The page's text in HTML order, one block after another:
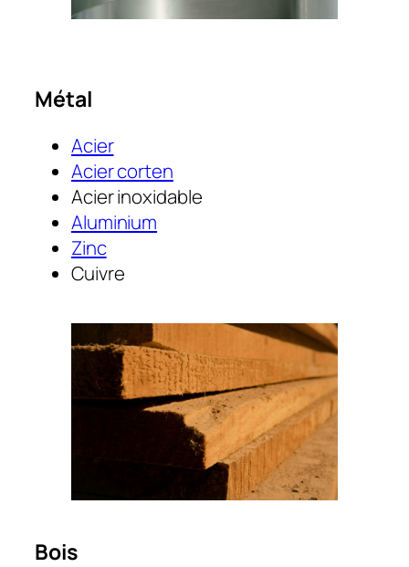
Métal
Acier
Acier corten
Acier inoxidable
Aluminium
Zinc
Cuivre
Bois